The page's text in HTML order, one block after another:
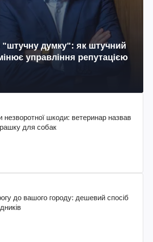
думку": як штучний
управління репутацією
шкоди: ветеринар назвав
для собак
до вашого городу: дешевий спосіб